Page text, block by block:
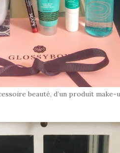
beauté, d’un produit